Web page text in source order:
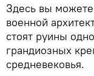
Здесь вы
военной
стоят руины
грандиозных
средневековья.